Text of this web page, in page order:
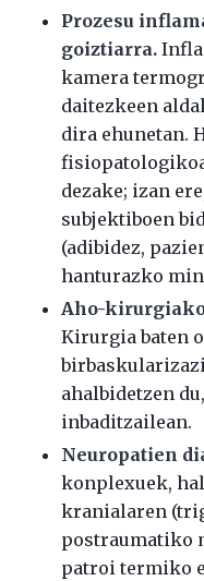
Prozesu
goiztiarra.
kamera
daitezkeen
dira ehunetan.
dezake; izan
subjektiboen
(adibidez,
hanturazko
Aho-
Kirurgia baten
ahalbidetzen
inbaditzailean.
Neuropatien
konplexuek,
kranialaren
postraumatiko
patroi termiko